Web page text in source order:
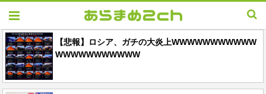
【悲報】ロシア、ガチの大炎上WWWWWWWWWWW
WWWWWWWWWWW